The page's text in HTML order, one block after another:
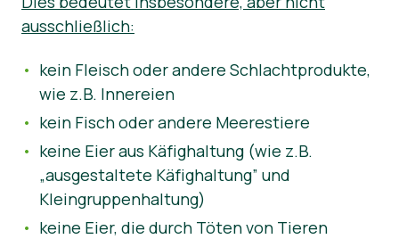
ausschließlich:
kein Fleisch oder andere Schlachtprodukte,
wie z.B. Innereien
kein Fisch oder andere Meerestiere
keine Eier aus Käfighaltung (wie z.B.
„ausgestaltete Käfighaltung” und
Kleingruppenhaltung)
keine Eier, die durch Töten von Tieren